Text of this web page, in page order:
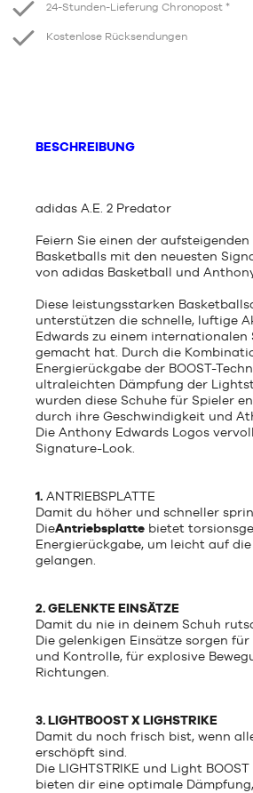
24-Stunden-Lieferung Chronopost *
Kostenlose Rücksendungen
BESCHREIBUNG
adidas A.E. 2 Predator
Feiern Sie einen der aufsteigenden
Basketballs mit den neuesten
von adidas Basketball und
Diese leistungsstarken
unterstützen die schnelle, luftige
Edwards zu einem internationalen
gemacht hat. Durch die
Energierückgabe der BOOST-
ultraleichten Dämpfung der
wurden diese Schuhe für Spieler
durch ihre Geschwindigkeit und
Die Anthony Edwards Logos
Signature-Look.
1. ANTRIEBSPLATTE
Damit du höher und schneller
DieAntriebsplatte bietet
Energierückgabe, um leicht auf
gelangen.
2. GELENKTE EINSÄTZE
Damit du nie in deinem Schuh
Die gelenkigen Einsätze sorgen
und Kontrolle, für explosive
Richtungen.
3. LIGHTBOOST X LIGHSTRIKE
Damit du noch frisch bist, wenn
erschöpft sind.
Die LIGHTSTRIKE und Light
bieten dir eine optimale